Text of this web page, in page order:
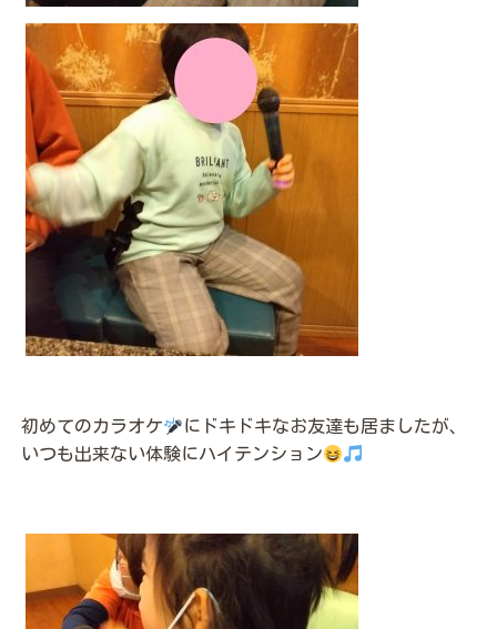
初めてのカラオケ
にドキドキなお友達も居ましたが、
いつも出来ない体験にハイテンション